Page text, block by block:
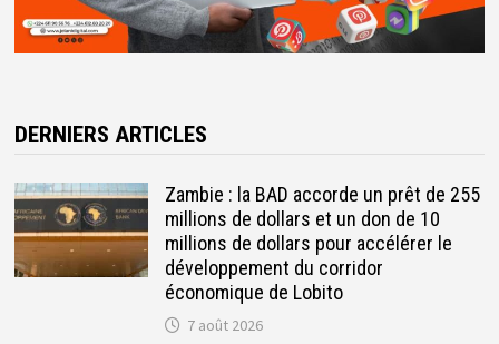
DERNIERS ARTICLES
Zambie : la BAD accorde un prêt de 255
millions de dollars et un don de 10
millions de dollars pour accélérer le
développement du corridor
économique de Lobito
7 août 2026